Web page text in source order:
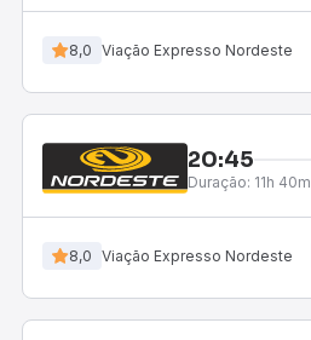
8,0 Viação Expresso Nordeste
20:45
Duração: 11h 40m
8,0 Viação Expresso Nordeste